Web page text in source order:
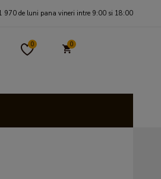
970 de luni pana vineri intre 9:00 si 18:00
0 0